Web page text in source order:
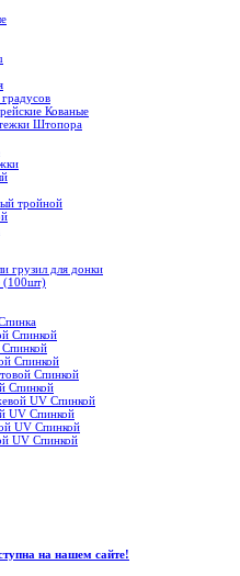
Кованые
Штопора
тройной
грузил для донки
(100шт)
Спинкой
Спинкой
Спинкой
Спинкой
UV Спинкой
UV Спинкой
UV Спинкой
UV Спинкой
на нашем сайте!